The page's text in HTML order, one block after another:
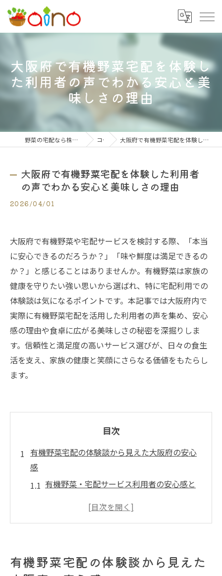
大阪府で有機野菜宅配を体験し
た利用者の声でわかる安心と美
味しさの理由
野菜の宅配なら株式会社大阪愛農食品センター コラム 大阪府で有機野菜宅配を体験した利用者の声でわかる安心と美味しさの理由
大阪府で有機野菜宅配を体験した利用者
の声でわかる安心と美味しさの理由
2026/04/01
大阪府で有機野菜や宅配サービスを検討する際、「本当
に安心できるのだろうか？」「味や鮮度は満足できるの
か？」と感じることはありませんか。有機野菜は家族の
健康を守りたい強い思いから選ばれ、特に宅配利用での
体験談は気になるポイントです。本記事では大阪府内で
実際に有機野菜宅配を活用した利用者の声を集め、安心
感の理由や食卓に広がる美味しさの秘密を深掘りしま
す。信頼性と満足度の高いサービス選びが、日々の食生
活を支え、家族の健康と笑顔にさらなる価値をもたらし
ます。
目次
有機野菜宅配の体験談から見えた大阪府の安心
感
有機野菜・宅配サービス利用者の安心感と
大阪府の有機野菜宅配で感じた安全性
有機野菜・宅配サービスの体験談が示す魅
有機野菜宅配の体験談から見えた